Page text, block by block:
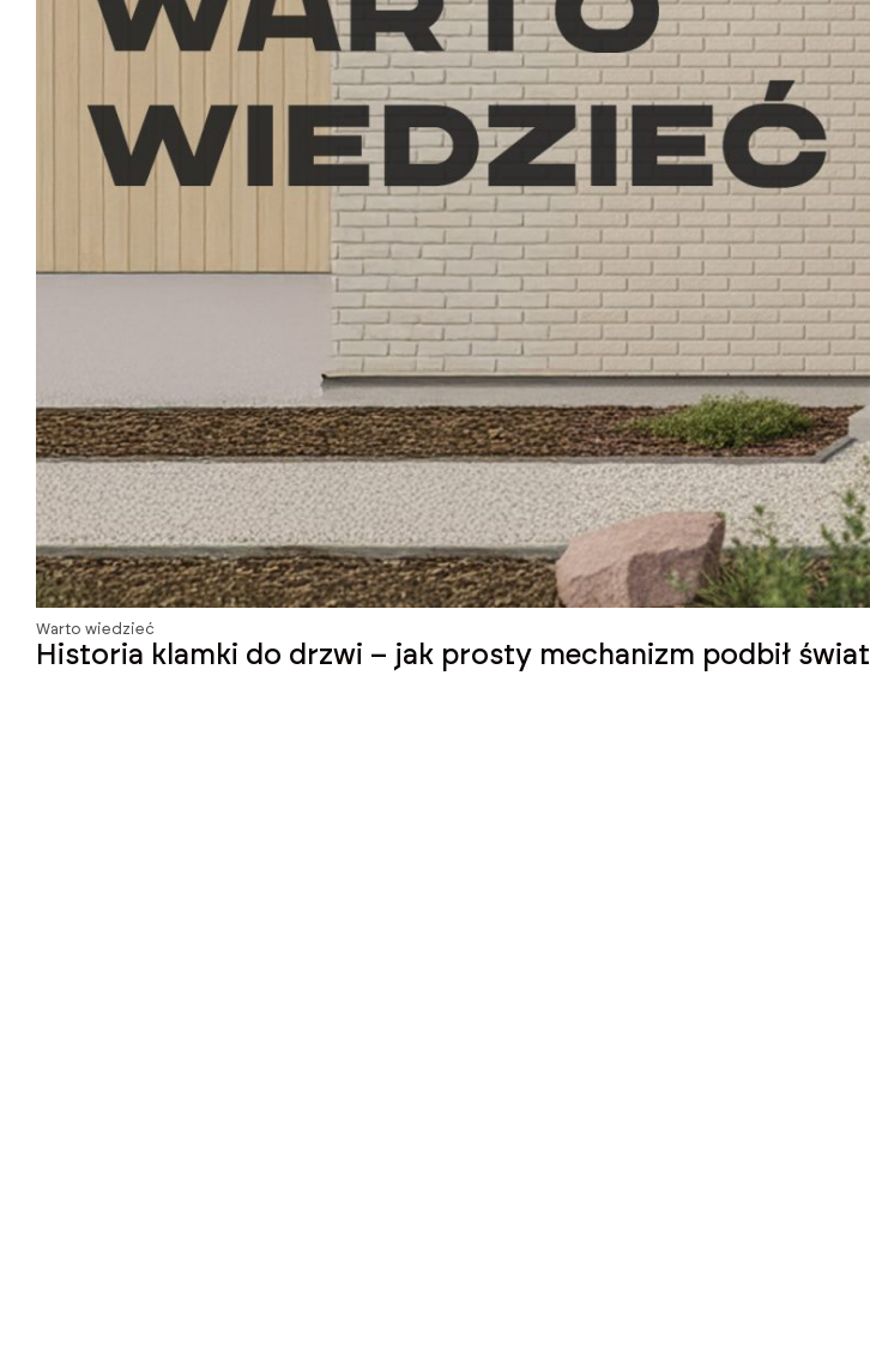
Warto wiedzieć
Historia klamki do drzwi – jak prosty mechanizm podbił świat